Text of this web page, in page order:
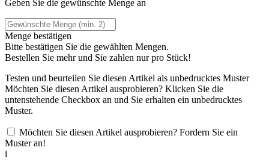
Geben Sie die gewünschte Menge an
Menge bestätigen
Bitte bestätigen Sie die gewählten Mengen.
Bestellen Sie mehr und Sie zahlen nurpro Stück!
Testen und beurteilen Sie diesen Artikel als unbedrucktes Muster
Möchten Sie diesen Artikel ausprobieren? Klicken Sie die
untenstehende Checkbox an und Sie erhalten ein unbedrucktes
Muster.
Möchten Sie diesen Artikel ausprobieren? Fordern Sie ein
Muster an!
i